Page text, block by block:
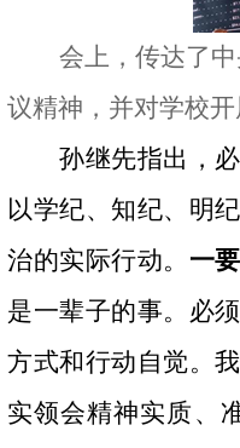
会上，传达了
议精神，并对学校开
孙继先指出，
以学纪、知纪、明
治的实际行动。 一
是一辈子的事。必
方式和行动自觉。
实领会精神实质、